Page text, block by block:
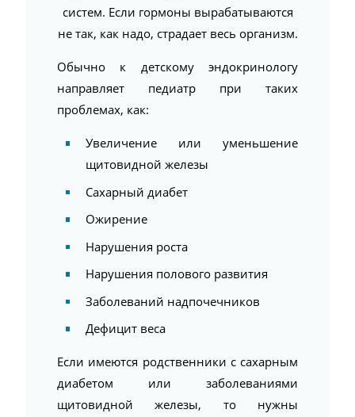
систем. Если гормоны вырабатываются
не так, как надо, страдает весь организм.
Обычно к детскому эндокринологу
направляет педиатр при таких
проблемах, как:
Увеличение или уменьшение
щитовидной железы
Сахарный диабет
Ожирение
Нарушения роста
Нарушения полового развития
Заболеваний надпочечников
Дефицит веса
Если имеются родственники с сахарным
диабетом или заболеваниями
щитовидной железы, то нужны